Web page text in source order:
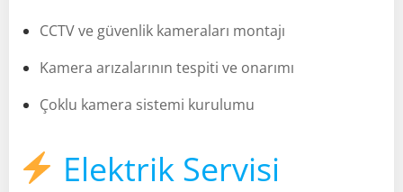
CCTV ve güvenlik kameraları montajı
Kamera arızalarının tespiti ve onarımı
Çoklu kamera sistemi kurulumu
Elektrik Servisi